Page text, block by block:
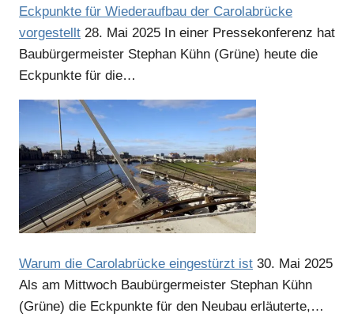
Eckpunkte für Wiederaufbau der Carolabrücke
vorgestellt 28. Mai 2025 In einer Pressekonferenz hat
Baubürgermeister Stephan Kühn (Grüne) heute die
Eckpunkte für die…
Warum die Carolabrücke eingestürzt ist 30. Mai 2025
Als am Mittwoch Baubürgermeister Stephan Kühn
(Grüne) die Eckpunkte für den Neubau erläuterte,…